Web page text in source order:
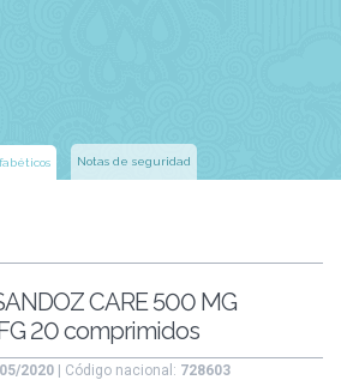
Notas de seguridad
CARE 500 MG
20 comprimidos
2020 | Código nacional: 728603